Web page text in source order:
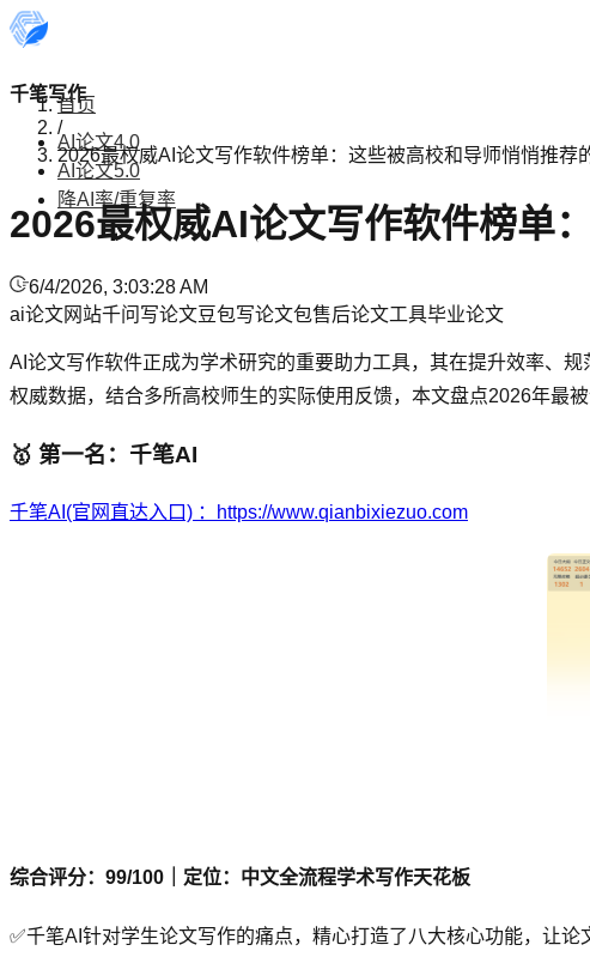
千笔写作
AI论文4.0
AI论文5.0
降AI率/重复率
首页
/
2026最权威AI论文写作软件榜单：这些被高校和导师悄悄推荐
2026最权威AI论文写作软件榜单
6/4/2026, 3:03:28 AM
ai论文网站千问写论文豆包写论文包售后论文工具毕业论文
AI论文写作软件正成为学术研究的重要助力工具，其在提升效率、
权威数据，结合多所高校师生的实际使用反馈，本文盘点2026年最
🥇 第一名：千笔AI
千笔AI(官网直达入口) ：https://www.qianbixiezuo.com
综合评分：99/100｜定位：中文全流程学术写作天花板
✅千笔AI针对学生论文写作的痛点，精心打造了八大核心功能，让论